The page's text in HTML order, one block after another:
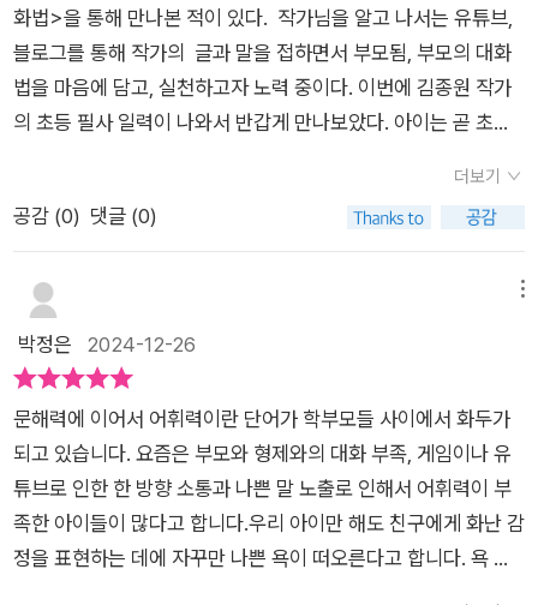
과 더불어, 자신을 단단하게 해주는 문장을 꼭꼭 눌러 필사하며
마음속에 오롯이 새기길 기대해본다.
소리같은 이야기지만책에서 좋은 말씀들을 보고 필사하니잔소리
같지 않은 명언느낌이랄까요?​필사하기 힘들다면아침 저녁 식사
후에 한번씩 가족이 함께 읽는 것도 좋을 것 같아요.​
화법>을 통해 만나본 적이 있다. 작가님을 알고 나서는 유튜브,
블로그를 통해 작가의 글과 말을 접하면서 부모됨, 부모의 대화
법을 마음에 담고, 실천하고자 노력 중이다. 이번에 김종원 작가
의 초등 필사 일력이 나와서 반갑게 만나보았다. 아이는 곧 초등
을 접하고, 작가가 풀어내는 아름답고 긍정적인 생각을 마음에
담을 수 있을 것 같아 기대되었다. <김종원의 초등 필사 일력 36
5> '스펀지처럼 세상을 흡수하는 초등 시기 아이들에게 김종원
이 전하고 싶은 365개의 어휘와 필사 문장을 담은 일력이다. ...
이 시기에 필사, 즉 따라 쓰기를 통해 어휘력과 표현력을 기른다
면 몇 가지 언어로 자신의 감정과 생각을 표현하는 대신 정확하게
개에서 이 책을 잘 설명하고 있다.작가는 마음속에 있는 나의 감
정을 잘 표현하기 위해서 어휘의 힘이 필요하다고 이야기한다. 어
휘력과 표현력을 길러야 나의 마음을 좀 더 확실하고 정확하게 표
현할 수 있다. 하루에 한 장 5분 정도 가벼운 마음으로 문장들을
적어 내려가다 보면 어느 새 작가가 담은 아름다운 표현과 긍정적
더보기
공감 (0) 댓글 (0)
박정은 2024-12-26
문해력에 이어서 어휘력이란 단어가 학부모들 사이에서 화두가
되고 있습니다. 요즘은 부모와 형제와의 대화 부족, 게임이나 유
튜브로 인한 한 방향 소통과 나쁜 말 노출로 인해서 어휘력이 부
족한 아이들이 많다고 합니다.​우리 아이만 해도 친구에게 화난 감
정을 표현하는 데에 자꾸만 나쁜 욕이 떠오른다고 합니다. 욕 대